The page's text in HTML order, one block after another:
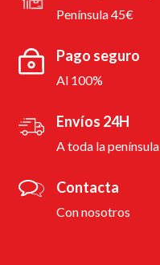
Península 45€
Pago seguro
Al 100%
Envíos 24H
A toda la península
Contacta
Con nosotros